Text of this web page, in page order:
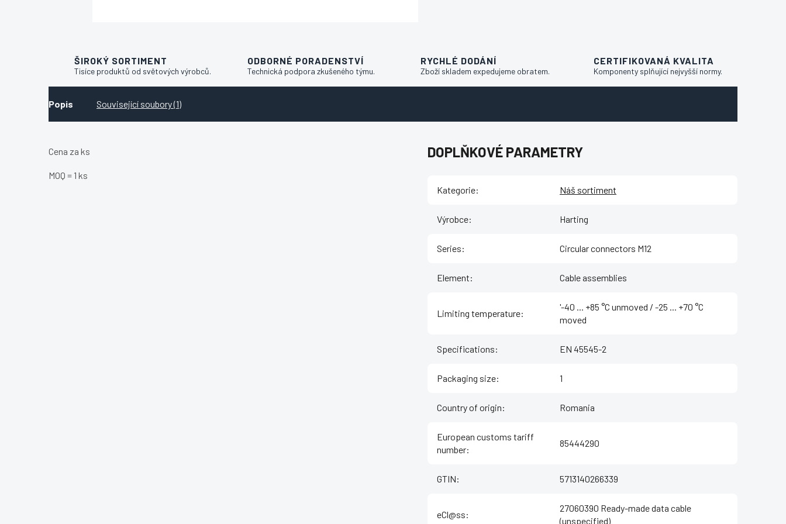
ŠIROKÝ SORTIMENT
Tisíce produktů od světových výrobců.
ODBORNÉ PORADENSTVÍ
Technická podpora zkušeného týmu.
RYCHLÉ DODÁNÍ
Zboží skladem expedujeme obratem.
CERTIFIKOVANÁ KVALITA
Komponenty splňující nejvyšší normy.
Popis Související soubory (1)
Cena za ks
MOQ = 1 ks
DOPLŇKOVÉ PARAMETRY
Kategorie: Náš sortiment
Výrobce: Harting
Series: Circular connectors M12
Element: Cable assemblies
Limiting temperature:
'-40 ... +85 °C unmoved / -25 ... +70 °C
moved
Specifications: EN 45545-2
Packaging size: 1
Country of origin: Romania
European customs tariff
number:
85444290
GTIN: 5713140266339
eCl@ss:
27060390 Ready-made data cable
(unspecified)